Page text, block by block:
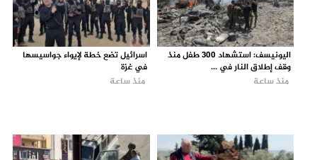
اليونيسف: استشهاد 300 طفل منذ
وقف إطلاق النار في ...
منذ ساعة
اسرائيل تضع خطة لإيواء جواسيسها
في غزة
منذ ساعة